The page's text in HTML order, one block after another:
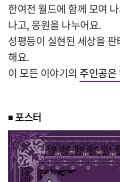
한여전 월드에 함께 모여
나고,응원을 나누어요.
성평등이 실현된 세상을
해요.
이 모든 이야기의 주인공은
◾포스터